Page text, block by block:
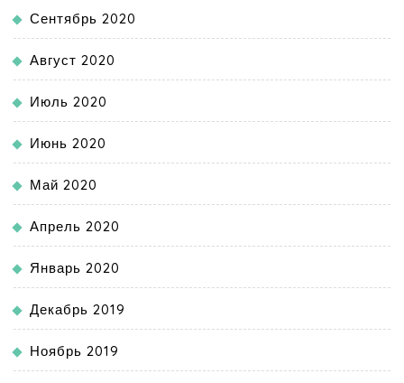
Сентябрь 2020
Август 2020
Июль 2020
Июнь 2020
Май 2020
Апрель 2020
Январь 2020
Декабрь 2019
Ноябрь 2019